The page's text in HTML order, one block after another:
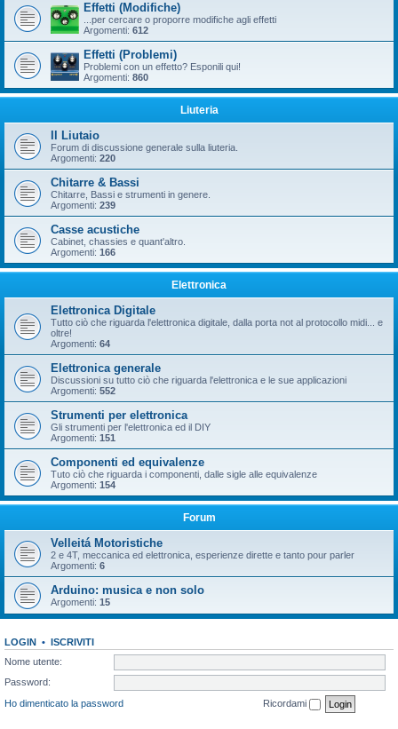
Effetti (Modifiche)
...per cercare o proporre modifiche agli effetti
Argomenti: 612
Effetti (Problemi)
Problemi con un effetto? Esponili qui!
Argomenti: 860
Liuteria
Il Liutaio
Forum di discussione generale sulla liuteria.
Argomenti: 220
Chitarre & Bassi
Chitarre, Bassi e strumenti in genere.
Argomenti: 239
Casse acustiche
Cabinet, chassies e quant'altro.
Argomenti: 166
Elettronica
Elettronica Digitale
Tutto ciò che riguarda l'elettronica digitale, dalla porta not al protocollo midi... e
oltre!
Argomenti: 64
Elettronica generale
Discussioni su tutto ciò che riguarda l'elettronica e le sue applicazioni
Argomenti: 552
Strumenti per elettronica
Gli strumenti per l'elettronica ed il DIY
Argomenti: 151
Componenti ed equivalenze
Tuto ciò che riguarda i componenti, dalle sigle alle equivalenze
Argomenti: 154
Forum
Velleitá Motoristiche
2 e 4T, meccanica ed elettronica, esperienze dirette e tanto pour parler
Argomenti: 6
Arduino: musica e non solo
Argomenti: 15
LOGIN • ISCRIVITI
Nome utente:
Password:
Ho dimenticato la password
Ricordami